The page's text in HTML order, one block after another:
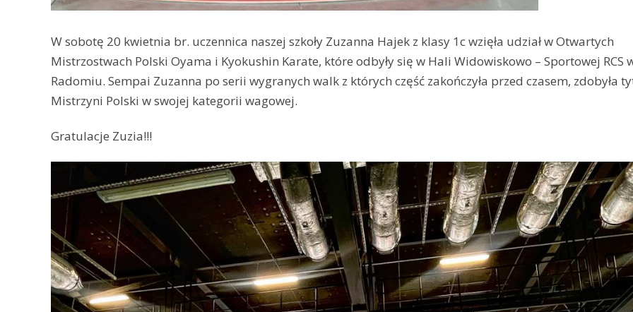
W sobotę 20 kwietnia br. uczennica naszej szkoły Zuzanna Hajek z klasy 1c wzięła udział w Otwartych
Mistrzostwach Polski Oyama i Kyokushin Karate, które odbyły się w Hali Widowiskowo – Sportowej RCS
Radomiu. Sempai Zuzanna po serii wygranych walk z których część zakończyła przed czasem, zdobyła
Mistrzyni Polski w swojej kategorii wagowej.
Gratulacje Zuzia!!!